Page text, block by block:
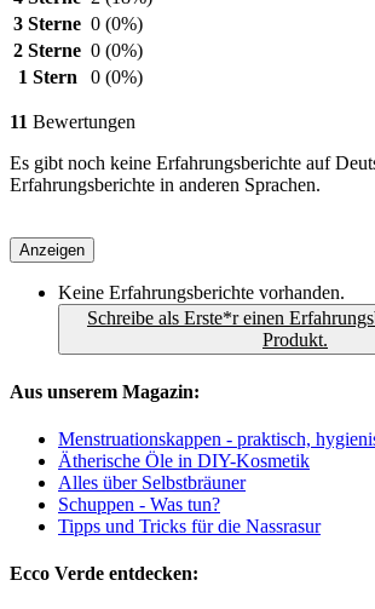
3 Sterne 0 (0%)
2 Sterne 0 (0%)
1 Stern
0 (0%)
11 Bewertungen
Es gibt noch keine Erfahrungsberichte auf
Erfahrungsberichte in anderen Sprachen.
Anzeigen
Keine Erfahrungsberichte vorhanden.
Schreibe als Erste*r einen
Produkt.
Aus unserem Magazin:
Menstruationskappen - praktisch,
Ätherische Öle in DIY-Kosmetik
Alles über Selbstbräuner
Schuppen - Was tun?
Tipps und Tricks für die Nassrasur
Ecco Verde entdecken: